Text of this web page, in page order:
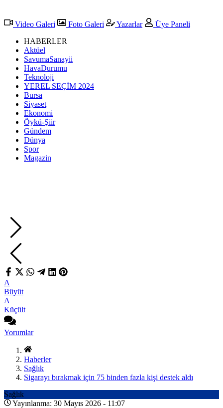
Video Galeri Foto Galeri Yazarlar
Üye Paneli
HABERLER
Aktüel
SavumaSanayii
HavaDurumu
Teknoloji
YEREL SEÇİM 2024
Bursa
Siyaset
Ekonomi
Öykü-Şiir
Gündem
Dünya
Spor
Magazin
A
Büyüt
A
Küçült
Yorumlar
Haberler
Sağlık
Sigarayı bırakmak için 75 binden fazla kişi destek aldı
Sağlık
Yayınlanma: 30 Mayıs 2026 - 11:07